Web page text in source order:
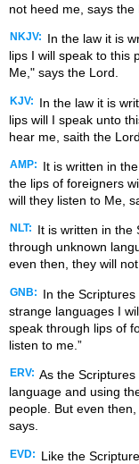
not heed me, says the
NKJV: In the law it is
lips I will speak to this
Me," says the Lord.
KJV:
In the law it is
lips will I speak unto
hear me, saith the Lord.
AMP:
It is written in
the lips of foreigners
will they listen to Me,
NLT:
It is written in the
through unknown
even then, they will
GNB:
In the
strange languages I
speak through lips of
listen to me.”
ERV: As the
language and using
people. But even
says.
EVD:
Like the